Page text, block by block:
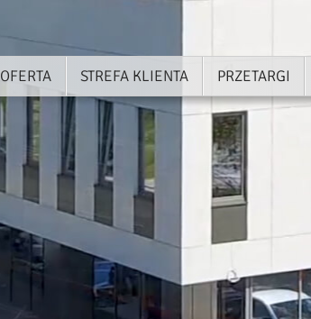
OFERTA STREFA KLIENTA PRZETARGI